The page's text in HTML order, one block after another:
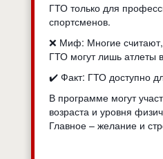
ГТО только для
спортсменов.
❌ Миф: Многие считают,
ГТО могут лишь атлеты
✔️ Факт: ГТО доступно
В программе могут
возраста и уровня
Главное – желание и